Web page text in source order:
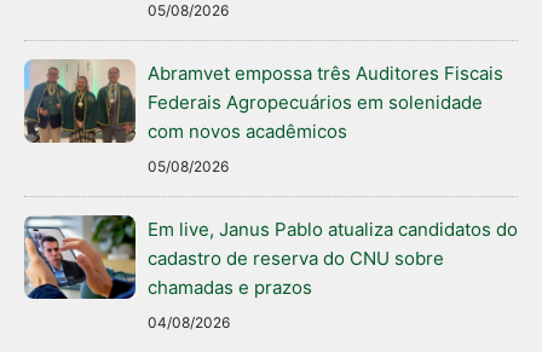
05/08/2026
Abramvet empossa três Auditores Fiscais
Federais Agropecuários em solenidade
com novos acadêmicos
05/08/2026
Em live, Janus Pablo atualiza candidatos do
cadastro de reserva do CNU sobre
chamadas e prazos
04/08/2026